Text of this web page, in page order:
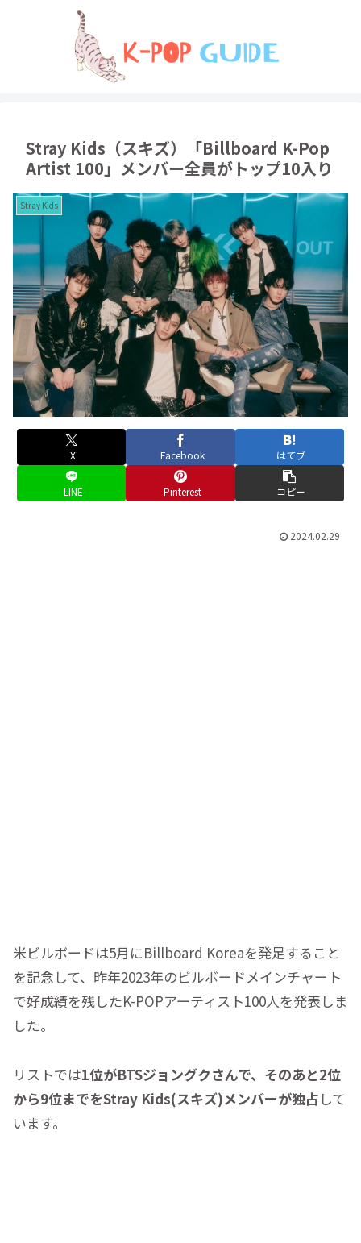
Stray Kids（スキズ）「Billboard K-Pop
Artist 100」メンバー全員がトップ10入り
Stray Kids
X Facebook はてブ
LINE Pinterest コピー
2024.02.29
米ビルボードは5月にBillboard Koreaを発足すること
を記念して、昨年2023年のビルボードメインチャート
で好成績を残したK-POPアーティスト100人を発表しま
した。
リストでは1位がBTSジョングクさんで、そのあと2位
から9位までをStray Kids(スキズ)メンバーが独占 して
います。